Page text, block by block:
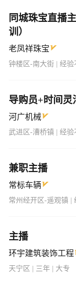
同城珠宝直播
训）
老凤祥珠宝
钟楼区-南大街 | 经验
导购员+时间灵
河广机械
武进区-漕桥镇 | 经验
兼职主播
常标车辆
常州经开区-遥观镇 |
主播
环宇建筑装饰工程
天宁区 | 三年 | 大专